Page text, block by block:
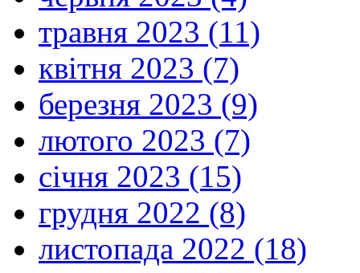
травня 2023 (11)
квітня 2023 (7)
березня 2023 (9)
лютого 2023 (7)
січня 2023 (15)
грудня 2022 (8)
листопада 2022 (18)